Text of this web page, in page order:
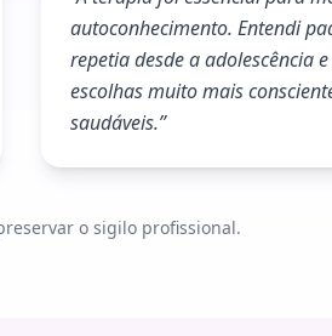
autoconhecimento. Entendi
repetia desde a adolescência
escolhas muito mais
saudáveis.”
o sigilo profissional.